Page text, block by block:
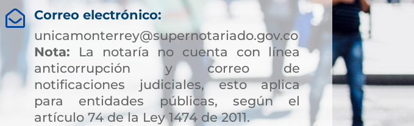

Correo electrónico:
unicamonterrey@supernotariado.gov.co
Nota: La notaría no cuenta con línea
anticorrupción y correo de
notificaciones judiciales, esto aplica
para entidades públicas, según el
artículo 74 de la Ley 1474 de 2011.